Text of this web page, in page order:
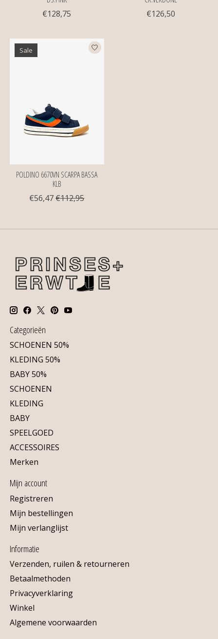
€128,75
€126,50
Sale
POLDINO 6670VN SCARPA BASSA
KLB
€56,47 €112,95
Categorieën
SCHOENEN 50%
KLEDING 50%
BABY 50%
SCHOENEN
KLEDING
BABY
SPEELGOED
ACCESSOIRES
Merken
Mijn account
Registreren
Mijn bestellingen
Mijn verlanglijst
Informatie
Verzenden, ruilen & retourneren
Betaalmethoden
Privacyverklaring
Winkel
Algemene voorwaarden